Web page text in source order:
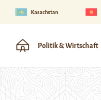
Kasachstan
Politik & Wirtschaft